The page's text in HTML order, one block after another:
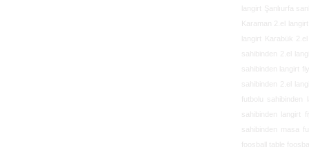
langirt Şanlıurfa
Karaman 2.el
langirt Karabük
sahibinden 2.el
sahibinden langirt
sahibinden 2.el
futbolu
sahibinden
sahibinden masa
foosball table